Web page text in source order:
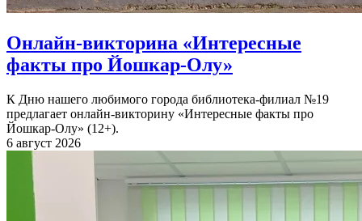
Онлайн-викторина «Интересные
факты про Йошкар-Олу»
К Дню нашего любимого города библиотека-филиал №19
предлагает онлайн-викторину «Интересные факты про
Йошкар-Олу» (12+).
6 август 2026